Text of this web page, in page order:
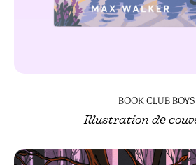
BOOK CLUB BOYS
Illustration de